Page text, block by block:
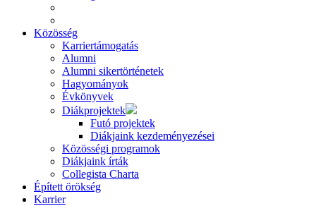
Közösség
Karriertámogatás
Alumni
Alumni sikertörténetek
Hagyományok
Évkönyvek
Diákprojektek
Futó projektek
Diákjaink kezdeményezései
Közösségi programok
Diákjaink írták
Collegista Charta
Épített örökség
Karrier